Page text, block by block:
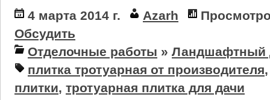
4 марта 2014 г. Azarh
Обсудить
Отделочные работы » Ландшафтный
плитка тротуарная от производителя
плитки, тротуарная плитка для дачи